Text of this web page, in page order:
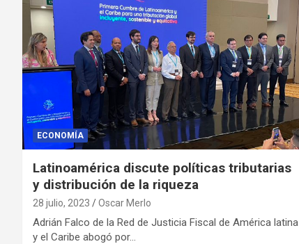
ECONOMÍA
Latinoamérica discute políticas tributarias
y distribución de la riqueza
28 julio, 2023 Oscar Merlo
Adrián Falco de la Red de Justicia Fiscal de América latina
y el Caribe abogó por…